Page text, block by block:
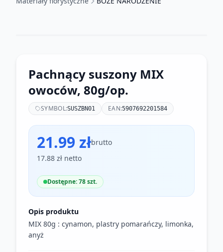
Pachnący suszony MIX
owoców, 80g/op.
SYMBOL:SUSZBN01 EAN:5907692201584
21.99 złbrutto
17.88 zł netto
Dostępne: 78 szt.
Opis produktu
MIX 80g : cynamon, plastry pomarańczy, limonka,
anyż